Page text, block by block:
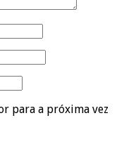
para a próxima vez